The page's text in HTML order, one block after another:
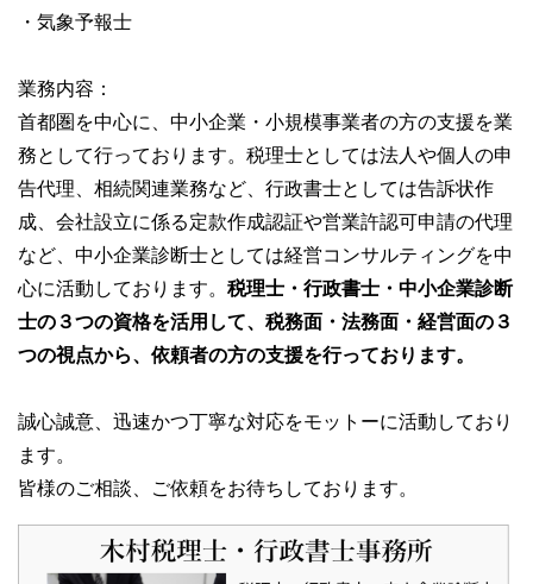
・気象予報士
業務内容：
首都圏を中心に、中小企業・小規模事業者の方の支援を業
務として行っております。税理士としては法人や個人の申
告代理、相続関連業務など、行政書士としては告訴状作
成、会社設立に係る定款作成認証や営業許認可申請の代理
など、中小企業診断士としては経営コンサルティングを中
心に活動しております。 税理士・行政書士・中小企業診断
士の３つの資格を活用して、税務面・法務面・経営面の３
つの視点から、依頼者の方の支援を行っております。
誠心誠意、迅速かつ丁寧な対応をモットーに活動しており
ます。
皆様のご相談、ご依頼をお待ちしております。